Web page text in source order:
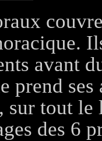
avant
prend ses
sur tout le
des 6